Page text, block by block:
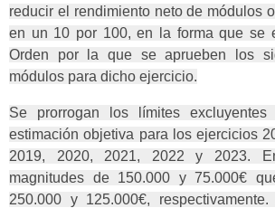
reducir el rendimiento neto de módulos
en un 10 por 100, en la forma que se
Orden por la que se aprueben los
módulos para dicho ejercicio.
Se prorrogan los límites
estimación objetiva para los ejercicios
2019, 2020, 2021, 2022 y 2023.
magnitudes de 150.000 y 75.000€
250.000 y 125.000€,